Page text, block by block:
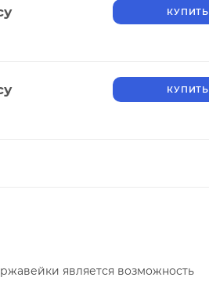
КУПИТЬ
КУПИТЬ
является возможность